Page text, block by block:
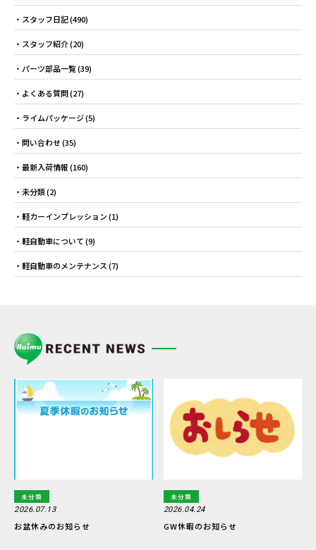
スタッフ日記(490)
スタッフ紹介(20)
パーツ部品一覧(39)
よくある質問(27)
ライムパッケージ(5)
問い合わせ(35)
最新入荷情報(160)
未分類(2)
軽カーインプレッション(1)
軽自動車について(9)
軽自動車のメンテナンス(7)
未分類
2026.07.13
お盆休みのお知らせ
未分類
2026.04.24
GW休暇のお知らせ